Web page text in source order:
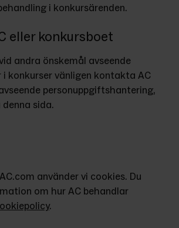
i konkursärenden.
eller konkursboet
andra önskemål avseende
konkurser vänligen kontakta AC
personuppgiftshantering,
sida.
använder vi cookies. Du
om hur AC behandlar
.